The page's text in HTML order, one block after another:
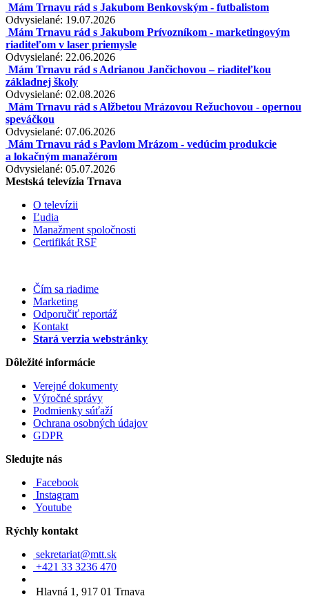
Mám Trnavu rád s Jakubom Benkovským - futbalistom
Odvysielané: 19.07.2026
Mám Trnavu rád s Jakubom Prívozníkom - marketingovým
riaditeľom v laser priemysle
Odvysielané: 22.06.2026
Mám Trnavu rád s Adrianou Jančichovou – riaditeľkou
základnej školy
Odvysielané: 02.08.2026
Mám Trnavu rád s Alžbetou Mrázovou Režuchovou - opernou
speváčkou
Odvysielané: 07.06.2026
Mám Trnavu rád s Pavlom Mrázom - vedúcim produkcie
a lokačným manažérom
Odvysielané: 05.07.2026
Mestská televízia Trnava
O televízii
Ľudia
Manažment spoločnosti
Certifikát RSF
Čím sa riadime
Marketing
Odporučiť reportáž
Kontakt
Stará verzia webstránky
Dôležité informácie
Verejné dokumenty
Výročné správy
Podmienky súťaží
Ochrana osobných údajov
GDPR
Sledujte nás
Facebook
Instagram
Youtube
Rýchly kontakt
sekretariat@mtt.sk
+421 33 3236 470
Hlavná 1, 917 01 Trnava